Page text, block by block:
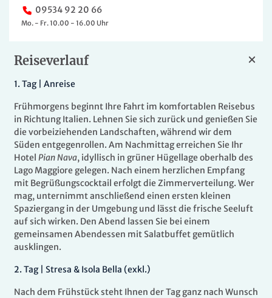
Reiseverlauf
1. Tag | Anreise
Frühmorgens beginnt Ihre Fahrt im komfortablen Reisebus
in Richtung Italien. Lehnen Sie sich zurück und genießen Sie
die vorbeiziehenden Landschaften, während wir dem
Süden entgegenrollen. Am Nachmittag erreichen Sie Ihr
Hotel Pian Nava, idyllisch in grüner Hügellage oberhalb des
Lago Maggiore gelegen. Nach einem herzlichen Empfang
mit Begrüßungscocktail erfolgt die Zimmerverteilung. Wer
mag, unternimmt anschließend einen ersten kleinen
Spaziergang in der Umgebung und lässt die frische Seeluft
auf sich wirken. Den Abend lassen Sie bei einem
gemeinsamen Abendessen mit Salatbuffet gemütlich
ausklingen.
2. Tag | Stresa & Isola Bella (exkl.)
Nach dem Frühstück steht Ihnen der Tag ganz nach Wunsch
09534 92 20 66
Mo. - Fr. 10.00 - 16.00 Uhr